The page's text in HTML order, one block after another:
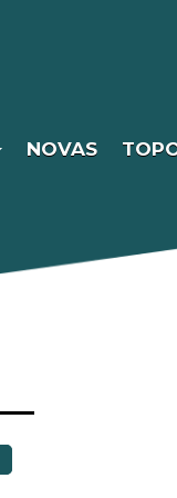
NOVAS